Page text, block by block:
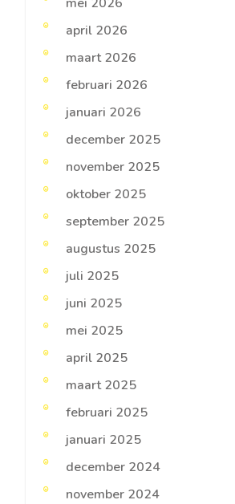
april 2026
maart 2026
februari 2026
januari 2026
december 2025
november 2025
oktober 2025
september 2025
augustus 2025
juli 2025
juni 2025
mei 2025
april 2025
maart 2025
februari 2025
januari 2025
december 2024
november 2024